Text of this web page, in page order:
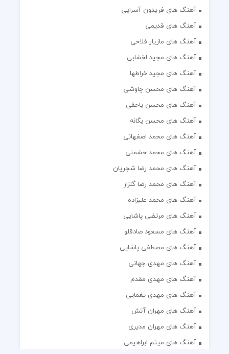
آهنگ های فریدون آسرایی
آهنگ های قدیمی
آهنگ های مازیار فلاحی
آهنگ های مجید اخشابی
آهنگ های مجید خراطها
آهنگ های محسن چاوشی
آهنگ های محسن یاحقی
آهنگ های محسن یگانه
آهنگ های محمد اصفهانی
آهنگ های محمد حشمتی
آهنگ های محمد رضا شجریان
آهنگ های محمد رضا گلزار
آهنگ های محمد علیزاده
آهنگ های مرتضی پاشایی
آهنگ های مسعود صادقلو
آهنگ های مصطفی پاشایی
آهنگ های مهدی جهانی
آهنگ های مهدی مقدم
آهنگ های مهدی یغمایی
آهنگ های مهران آتش
آهنگ های مهران مدیری
آهنگ های میثم ابراهیمی